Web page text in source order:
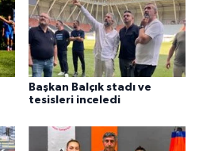
Başkan Balçık stadı ve
tesisleri inceledi